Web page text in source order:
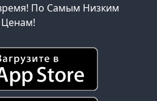
По Самым Низким
Ценам!